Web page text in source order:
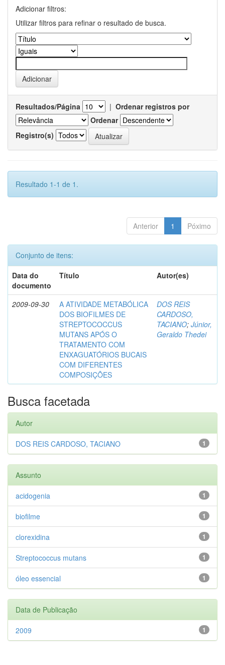
Adicionar filtros:
Utilizar filtros para refinar o resultado de busca.
Resultados/Página | Ordenar registros por
Ordenar
Registro(s)
Resultado 1-1 de 1.
Anterior 1 Póximo
Conjunto de itens:
Data do
documento
Título Autor(es)
2009-09-30
A ATIVIDADE METABÓLICA
DOS BIOFILMES DE
STREPTOCOCCUS
MUTANS APÓS O
TRATAMENTO COM
ENXAGUATÓRIOS BUCAIS
COM DIFERENTES
COMPOSIÇÕES
DOS REIS
CARDOSO,
TACIANO; Júnior,
Geraldo Thedei
Busca facetada
Autor
1
DOS REIS CARDOSO, TACIANO
Assunto
1
acidogenia
1
biofilme
1
clorexidina
1
Streptococcus mutans
1
óleo essencial
Data de Publicação
1
2009